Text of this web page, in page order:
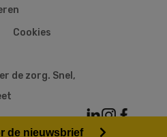
Cookies
de zorg. Snel,
de nieuwsbrief